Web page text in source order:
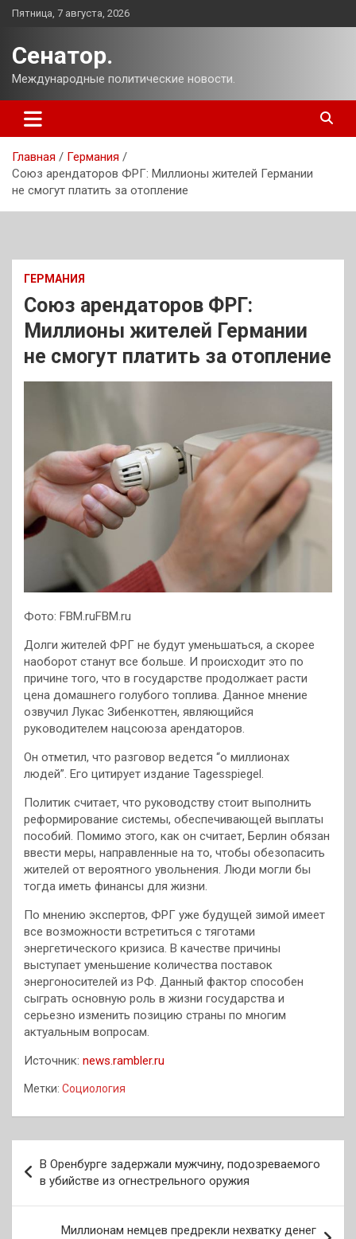
Перейти
Пятница, 7 августа, 2026
Сенатор.
Международные политические новости.
Главная
Германия
Союз арендаторов ФРГ: Миллионы жителей Германии
не смогут платить за отопление
ГЕРМАНИЯ
Союз арендаторов ФРГ:
Миллионы жителей Германии
не смогут платить за отопление
Фото: FBM.ruFBM.ru
Долги жителей ФРГ не будут уменьшаться, а скорее
наоборот станут все больше. И происходит это по
причине того, что в государстве продолжает расти
цена домашнего голубого топлива. Данное мнение
озвучил Лукас Зибенкоттен, являющийся
руководителем нацсоюза арендаторов.
Он отметил, что разговор ведется “о миллионах
людей”. Его цитирует издание Tagesspiegel.
Политик считает, что руководству стоит выполнить
реформирование системы, обеспечивающей выплаты
пособий. Помимо этого, как он считает, Берлин обязан
ввести меры, направленные на то, чтобы обезопасить
жителей от вероятного увольнения. Люди могли бы
тогда иметь финансы для жизни.
По мнению экспертов, ФРГ уже будущей зимой имеет
все возможности встретиться с тяготами
энергетического кризиса. В качестве причины
выступает уменьшение количества поставок
энергоносителей из РФ. Данный фактор способен
сыграть основную роль в жизни государства и
серьезно изменить позицию страны по многим
актуальным вопросам.
Источник: news.rambler.ru
Метки: Социология
по
записям
В Оренбурге задержали мужчину, подозреваемого
в убийстве из огнестрельного оружия
Миллионам немцев предрекли нехватку денег